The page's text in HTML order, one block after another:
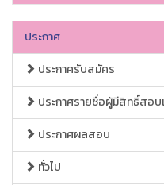
ประกาศ
ประกาศรับสมัคร
ประกาศรายชื่อผู้มีสิทธิ์สอ
ประกาศผลสอบ
ทั่วไป